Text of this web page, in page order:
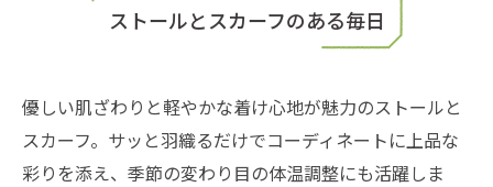
ストールとスカーフのある毎日
優しい肌ざわりと軽やかな着け心地が魅力のストールと
スカーフ。サッと羽織るだけでコーディネートに上品な
彩りを添え、季節の変わり目の体温調整にも活躍しま